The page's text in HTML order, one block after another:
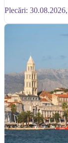
Plecări: